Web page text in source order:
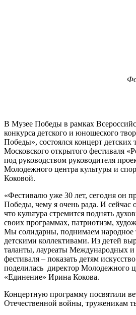
В Музее Победы в рамках
конкурса детского и юношеского
Победы», состоялся концерт детских
Московского открытого фестиваля
под руководством руководителя
Молодежного центра культуры и
Коковой.
«Фестивалю уже 30 лет, сегодня он
Победы, чему я очень рада. И сейчас
что культура стремится поднять
своих программах, патриотизм,
Мы солидарны, поднимаем народное
детскими коллективами. Из детей
таланты, лауреаты Международных
фестиваля – показать детям
поделилась директор Молодежного
«Единение» Ирина Кокова.
Концертную программу посвятили
Отечественной войны, труженикам